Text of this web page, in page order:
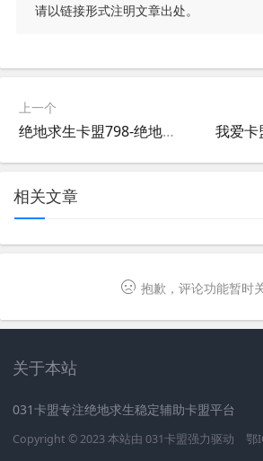
请以链接形式注明文章出处。
上一个
绝地求生卡盟798-绝地求生卡盟798优惠购买平台
相关文章
抱歉，评论功能暂时
关于本站
031卡盟专注绝地求生稳定辅助卡盟平台
Copyright © 2023 本站由 031卡盟强力驱动 鄂